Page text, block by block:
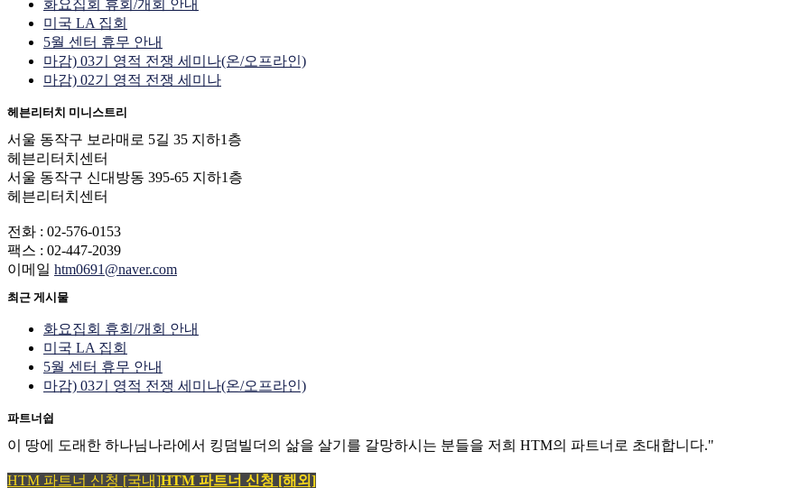
화요집회 휴회/개회 안내
미국 LA 집회
5월 센터 휴무 안내
마감) 03기 영적 전쟁 세미나(온/오프라인)
마감) 02기 영적 전쟁 세미나
헤븐리터치 미니스트리
서울 동작구 보라매로 5길 35 지하1층
헤븐리터치센터
서울 동작구 신대방동 395-65 지하1층
헤븐리터치센터
전화 : 02-576-0153
팩스 : 02-447-2039
이메일 htm0691@naver.com
최근 게시물
화요집회 휴회/개회 안내
미국 LA 집회
5월 센터 휴무 안내
마감) 03기 영적 전쟁 세미나(온/오프라인)
파트너쉽
이 땅에 도래한 하나님나라에서 킹덤빌더의 삶을 살기를 갈망하시는 분들을 저희 HTM의 파트너로 초대합니다."
HTM 파트너 신청 [국내]HTM 파트너 신청 [해외]